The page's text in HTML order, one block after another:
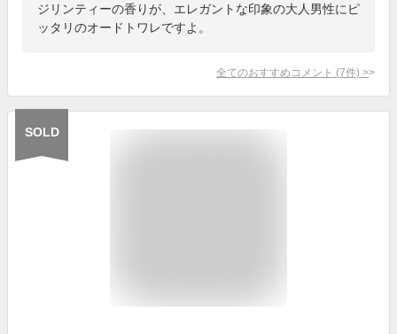
ジリンティーの香りが、エレガントな印象の大人男性にピ
ッタリのオードトワレですよ。
全てのおすすめコメント (7件) >
SOLD